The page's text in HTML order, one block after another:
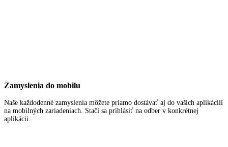
Zamyslenia do mobilu
Naše každodenné zamyslenia môžete priamo dostávať aj do vašich aplikáciíí
na mobilných zariadeniach. Stačí sa prihlásiť na odber v konkrétnej
aplikácii.